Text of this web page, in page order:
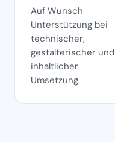
Auf Wunsch
Unterstützung bei
technischer,
gestalterischer und
inhaltlicher
Umsetzung.